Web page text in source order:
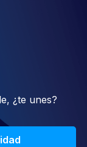
¿te unes?